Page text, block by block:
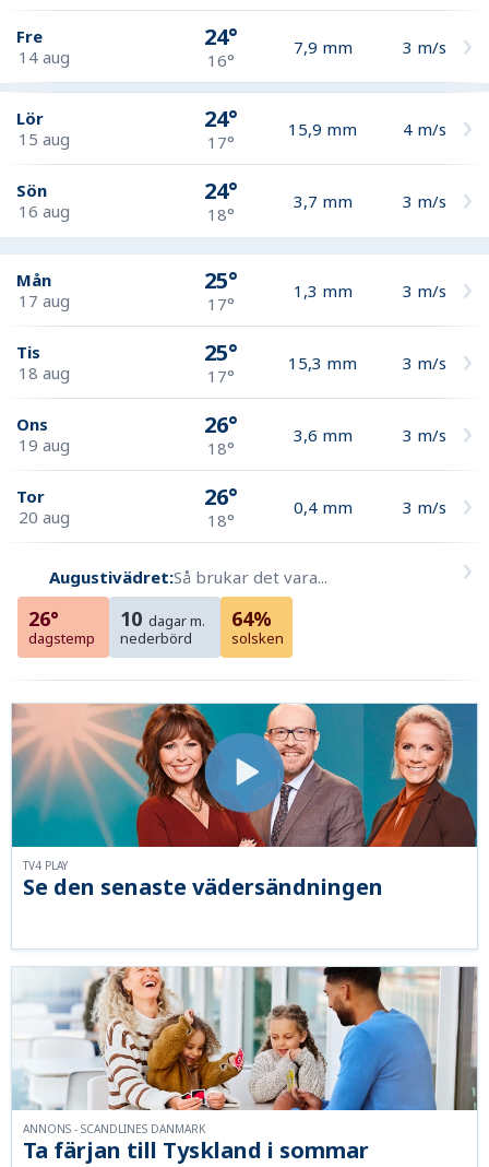
Fre
14 aug
24°
16°
7,9 mm 3 m/s
Lör
15 aug
24°
17°
15,9 mm 4 m/s
Sön
16 aug
24°
18°
3,7 mm 3 m/s
Mån
17 aug
25°
17°
1,3 mm 3 m/s
Tis
18 aug
25°
17°
15,3 mm 3 m/s
Ons
19 aug
26°
18°
3,6 mm 3 m/s
Tor
20 aug
26°
18°
0,4 mm 3 m/s
Augustivädret:Så brukar det vara...
26°
dagstemp
10 dagar m.
nederbörd
64%
solsken
Se den senaste vädersändningen
TV4 PLAY
Ta färjan till Tyskland i sommar
ANNONS - SCANDLINES DANMARK